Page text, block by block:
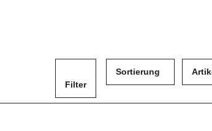
Filter
Sortierung